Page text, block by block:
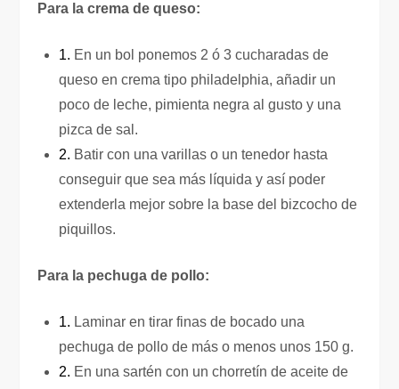
Para la crema de queso:
1. En un bol ponemos 2 ó 3 cucharadas de
queso en crema tipo philadelphia, añadir un
poco de leche, pimienta negra al gusto y una
pizca de sal.
2. Batir con una varillas o un tenedor hasta
conseguir que sea más líquida y así poder
extenderla mejor sobre la base del bizcocho de
piquillos.
Para la pechuga de pollo:
1. Laminar en tirar finas de bocado una
pechuga de pollo de más o menos unos 150 g.
2. En una sartén con un chorretín de aceite de